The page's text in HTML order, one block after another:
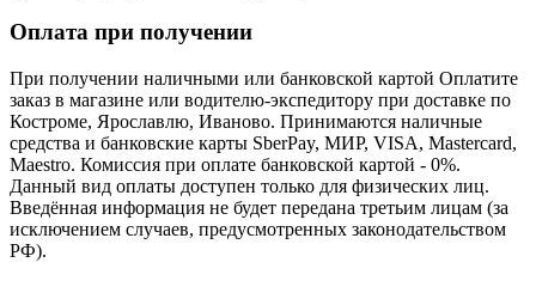
Оплата при получении
При получении наличными или банковской картой Оплатите
заказ в магазине или водителю-экспедитору при доставке по
Костроме, Ярославлю, Иваново. Принимаются наличные
средства и банковские карты SberPay, МИР, VISA, Mastercard,
Maestro. Комиссия при оплате банковской картой - 0%.
Данный вид оплаты доступен только для физических лиц.
Введённая информация не будет передана третьим лицам (за
исключением случаев, предусмотренных законодательством
РФ).